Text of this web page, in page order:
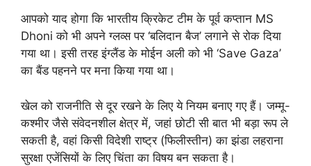
आपको याद होगा कि भारतीय क्रिकेट टीम के पूर्व कप्तान MS
Dhoni को भी अपने ग्लव्स पर ‘बलिदान बैज’ लगाने से रोक दिया
गया था। इसी तरह इंग्लैंड के मोईन अली को भी ‘Save Gaza’
का बैंड पहनने पर मना किया गया था।
खेल को राजनीति से दूर रखने के लिए ये नियम बनाए गए हैं। जम्मू-
कश्मीर जैसे संवेदनशील क्षेत्र में, जहां छोटी सी बात भी बड़ा रूप ले
सकती है, वहां किसी विदेशी राष्ट्र (फिलीस्तीन) का झंडा लहराना
सुरक्षा एजेंसियों के लिए चिंता का विषय बन सकता है।